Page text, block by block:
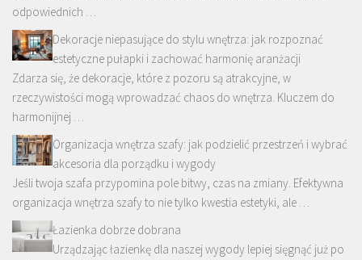
odpowiednich …
Dekoracje niepasujące do stylu wnętrza: jak rozpoznać
estetyczne pułapki i zachować harmonię aranżacji
Zdarza się, że dekoracje, które z pozoru są atrakcyjne, w
rzeczywistości mogą wprowadzać chaos do wnętrza. Kluczem do
harmonijnej …
Organizacja wnętrza szafy: jak podzielić przestrzeń i wybrać
akcesoria dla porządku i wygody
Jeśli twoja szafa przypomina pole bitwy, czas na zmiany. Efektywna
organizacja wnętrza szafy to nie tylko kwestia estetyki, ale …
Łazienka dobrze dobrana
Urządzając łazienkę dla naszej wygody lepiej sięgnąć już po